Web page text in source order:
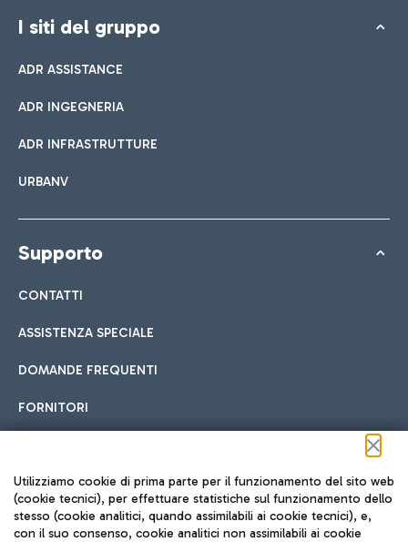
I siti del gruppo
ADR ASSISTANCE
ADR INGEGNERIA
ADR INFRASTRUTTURE
URBANV
Supporto
CONTATTI
ASSISTENZA SPECIALE
DOMANDE FREQUENTI
FORNITORI
Seguici sui social
Utilizziamo cookie di prima parte per il funzionamento del sito web
(cookie tecnici), per effettuare statistiche sul funzionamento dello
stesso (cookie analitici, quando assimilabili ai cookie tecnici), e,
con il suo consenso, cookie analitici non assimilabili ai cookie